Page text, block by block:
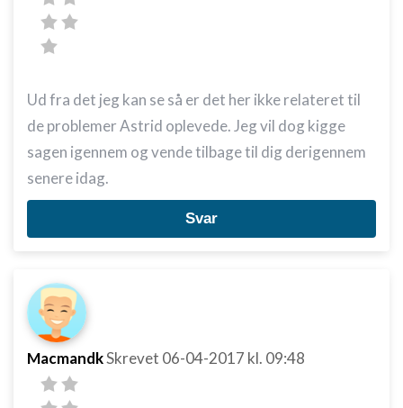
Ud fra det jeg kan se så er det her ikke relateret til
de problemer Astrid oplevede. Jeg vil dog kigge
sagen igennem og vende tilbage til dig derigennem
senere idag.
Svar
MacmandkSkrevet 06-04-2017 kl. 09:48